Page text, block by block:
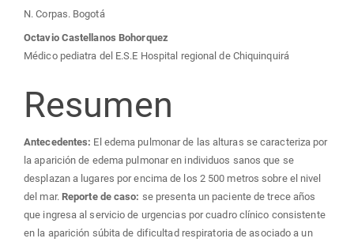
artículo
N. Corpas. Bogotá
Octavio Castellanos Bohorquez
Médico pediatra del E.S.E Hospital regional de Chiquinquirá
Resumen
Antecedentes: El edema pulmonar de las alturas se caracteriza por
la aparición de edema pulmonar en individuos sanos que se
desplazan a lugares por encima de los 2 500 metros sobre el nivel
del mar. Reporte de caso: se presenta un paciente de trece años
que ingresa al servicio de urgencias por cuadro clínico consistente
en la aparición súbita de dificultad respiratoria de asociado a un